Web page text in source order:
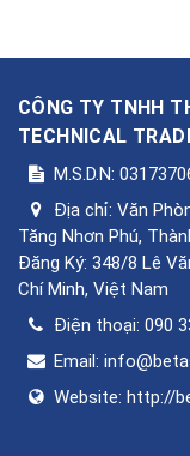
CÔNG TY TNHH
TECHNICAL
M.S.D.N:
Địa chỉ: Văn
Tăng Nhơn Phú,
Đăng Ký: 348/8 Lê
Chí Minh, Việt Nam
Điện thoại: 090
Email:
Website: http://